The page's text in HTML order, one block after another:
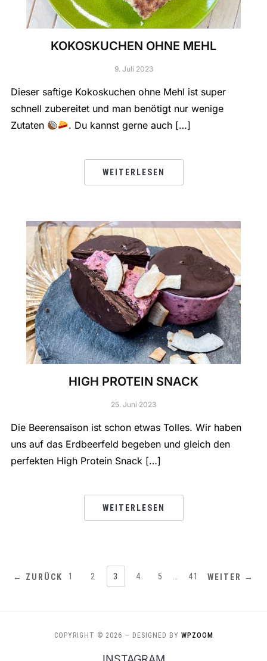
KOKOSKUCHEN OHNE MEHL
9. Juli 2023
Dieser saftige Kokoskuchen ohne Mehl ist super
schnell zubereitet und man benötigt nur wenige
Zutaten
. Du kannst gerne auch […]
WEITERLESEN
HIGH PROTEIN SNACK
25. Juni 2023
Die Beerensaison ist schon etwas Tolles. Wir haben
uns auf das Erdbeerfeld begeben und gleich den
perfekten High Protein Snack […]
WEITERLESEN
← ZURÜCK 1 2 3 4 5 41 WEITER →
COPYRIGHT © 2026 — DESIGNED BY WPZOOM